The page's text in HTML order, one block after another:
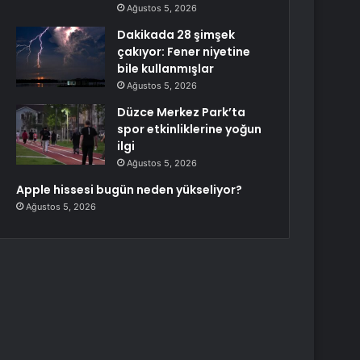
Ağustos 5, 2026
Dakikada 28 şimşek
çakıyor: Fener niyetine
bile kullanmışlar
Ağustos 5, 2026
Düzce Merkez Park’ta
spor etkinliklerine yoğun
ilgi
Ağustos 5, 2026
Apple hissesi bugün neden yükseliyor?
Ağustos 5, 2026